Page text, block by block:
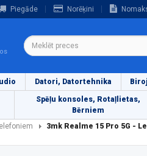
Piegāde Norēķini
Datori, Datortehnika
Spēļu konsoles, Rotaļlietas,
Bērniem
3mk Realme 15 Pro 5G -